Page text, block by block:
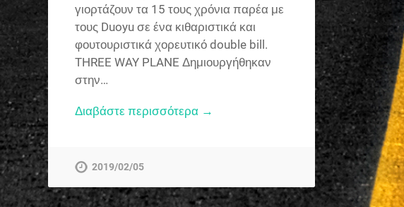
γιορτάζουν τα 15 τους χρόνια παρέα με
τους Duoyu σε ένα κιθαριστικά και
φουτουριστικά χορευτικό double bill.
THREE WAY PLANE Δημιουργήθηκαν
στην…
Διαβάστε περισσότερα →
2019/02/05